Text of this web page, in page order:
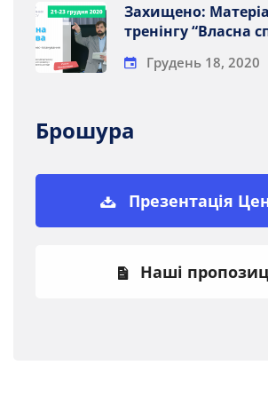
Захищено:
тренінгу “Власна
Грудень 18, 2020
Брошура
Презентація
Наші